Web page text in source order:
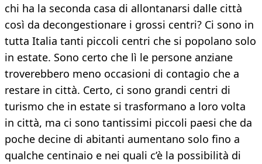
chi ha la seconda casa di allontanarsi dalle città
così da decongestionare i grossi centri? Ci sono in
tutta Italia tanti piccoli centri che si popolano solo
in estate. Sono certo che lì le persone anziane
troverebbero meno occasioni di contagio che a
restare in città. Certo, ci sono grandi centri di
turismo che in estate si trasformano a loro volta
in città, ma ci sono tantissimi piccoli paesi che da
poche decine di abitanti aumentano solo fino a
qualche centinaio e nei quali c’è la possibilità di